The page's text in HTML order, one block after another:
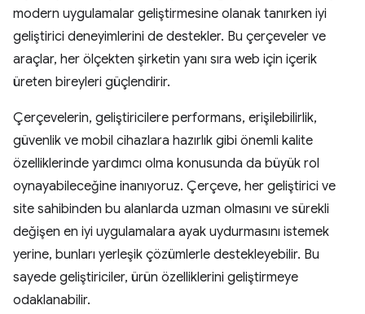
modern uygulamalar geliştirmesine olanak tanırken iyi
geliştirici deneyimlerini de destekler. Bu çerçeveler ve
araçlar, her ölçekten şirketin yanı sıra web için içerik
üreten bireyleri güçlendirir.
Çerçevelerin, geliştiricilere performans, erişilebilirlik,
güvenlik ve mobil cihazlara hazırlık gibi önemli kalite
özelliklerinde yardımcı olma konusunda da büyük rol
oynayabileceğine inanıyoruz. Çerçeve, her geliştirici ve
site sahibinden bu alanlarda uzman olmasını ve sürekli
değişen en iyi uygulamalara ayak uydurmasını istemek
yerine, bunları yerleşik çözümlerle destekleyebilir. Bu
sayede geliştiriciler, ürün özelliklerini geliştirmeye
odaklanabilir.